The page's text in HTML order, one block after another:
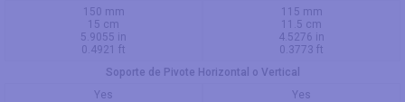
150 mm
15 cm
5.9055 in
0.4921 ft
115 mm
11.5 cm
4.5276 in
0.3773 ft
Soporte de Pivote Horizontal o Vertical
Yes
Yes